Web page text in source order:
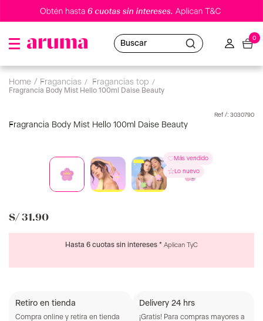
Buscar
0
fragancias fragancias top
Fragrancia Body Mist Hello 100ml Daise Beauty
: 3030790
Fragrancia Body Mist Hello 100ml Daise Beauty
S/ 31 .90
Hasta 6 cuotas sin intereses * Aplican TyC
Retiro en tienda
Compra online y retira en tienda
Delivery 24 hrs
¡Gratis! Para compras mayores a